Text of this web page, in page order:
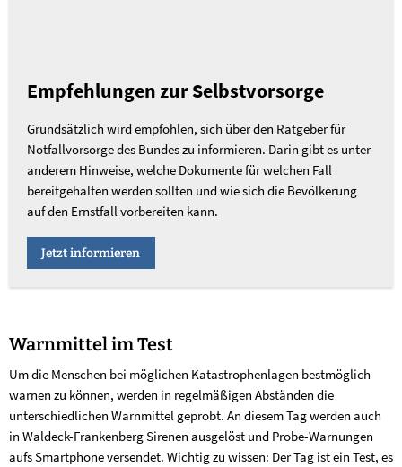
Empfehlungen zur Selbstvorsorge
Grundsätzlich wird empfohlen, sich über den Ratgeber für
Notfallvorsorge des Bundes zu informieren. Darin gibt es unter
anderem Hinweise, welche Dokumente für welchen Fall
bereitgehalten werden sollten und wie sich die Bevölkerung
auf den Ernstfall vorbereiten kann.
Jetzt informieren
Warnmittel im Test
Um die Menschen bei möglichen Katastrophenlagen bestmöglich
warnen zu können, werden in regelmäßigen Abständen die
unterschiedlichen Warnmittel geprobt. An diesem Tag werden auch
in Waldeck-Frankenberg Sirenen ausgelöst und Probe-Warnungen
aufs Smartphone versendet. Wichtig zu wissen: Der Tag ist ein Test, es